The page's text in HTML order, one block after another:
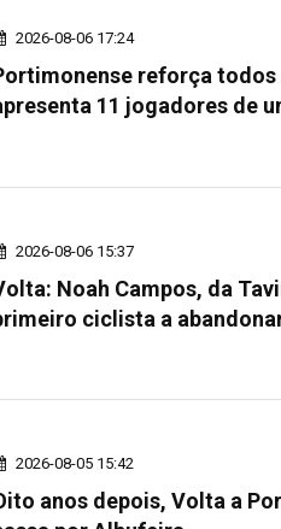
2026-08-06 17:24
reforça todos
11 jogadores de
2026-08-06 15:37
Noah Campos, da
ciclista a
2026-08-05 15:42
anos depois, Volta a